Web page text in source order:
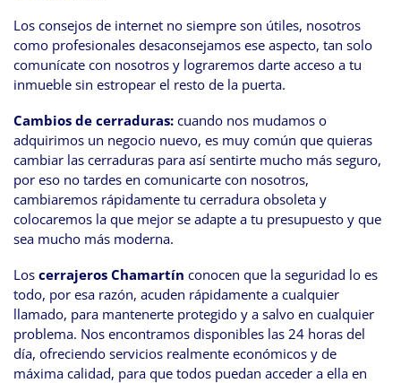
Los consejos de internet no siempre son útiles, nosotros
como profesionales desaconsejamos ese aspecto, tan solo
comunícate con nosotros y lograremos darte acceso a tu
inmueble sin estropear el resto de la puerta.
Cambios de cerraduras: cuando nos mudamos o
adquirimos un negocio nuevo, es muy común que quieras
cambiar las cerraduras para así sentirte mucho más seguro,
por eso no tardes en comunicarte con nosotros,
cambiaremos rápidamente tu cerradura obsoleta y
colocaremos la que mejor se adapte a tu presupuesto y que
sea mucho más moderna.
Los cerrajeros Chamartín conocen que la seguridad lo es
todo, por esa razón, acuden rápidamente a cualquier
llamado, para mantenerte protegido y a salvo en cualquier
problema. Nos encontramos disponibles las 24 horas del
día, ofreciendo servicios realmente económicos y de
máxima calidad, para que todos puedan acceder a ella en